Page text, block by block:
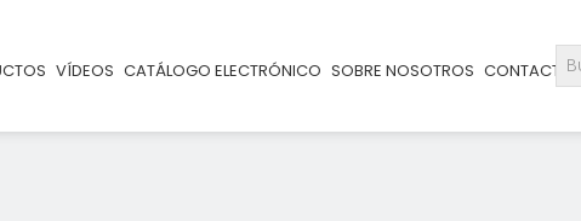
VÍDEOS CATÁLOGO ELECTRÓNICO SOBRE NOSOTROS CONTACTO